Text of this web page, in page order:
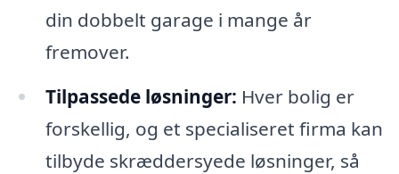
din dobbelt garage i mange år
fremover.
Tilpassede løsninger: Hver bolig er
forskellig, og et specialiseret firma kan
tilbyde skræddersyede løsninger, så